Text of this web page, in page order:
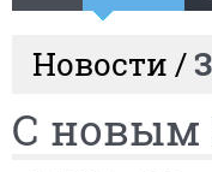
Новости /
С новым